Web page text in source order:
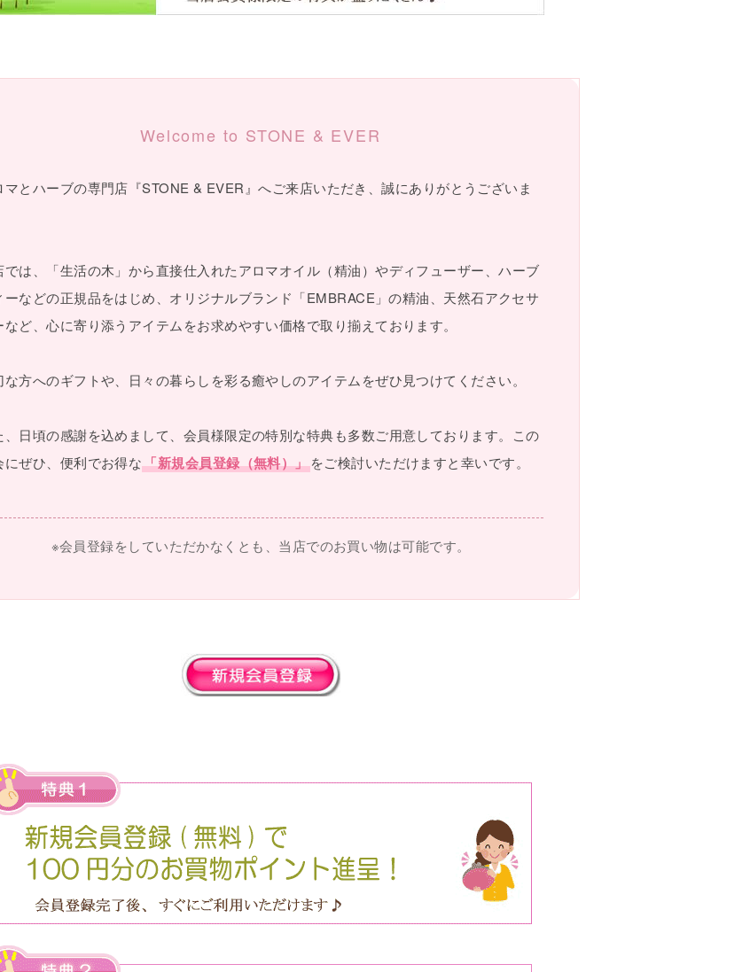
Welcome to STONE & EVER
マとハーブの専門店『STONE & EVER』へご来店いただき、誠にありがとうございま
では、「生活の木」から直接仕入れたアロマオイル（精油）やディフューザー、ハーブ
ーなどの正規品をはじめ、オリジナルブランド「EMBRACE」の精油、天然石アクセサ
など、心に寄り添うアイテムをお求めやすい価格で取り揃えております。
な方へのギフトや、日々の暮らしを彩る癒やしのアイテムをぜひ見つけてください。
、日頃の感謝を込めまして、会員様限定の特別な特典も多数ご用意しております。この
にぜひ、便利でお得な「新規会員登録（無料）」をご検討いただけますと幸いです。
※会員登録をしていただかなくとも、当店でのお買い物は可能です。